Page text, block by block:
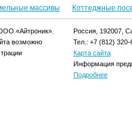
массивы Коттеджные
«Айтроник».
возможно
Россия, 192007,
Тел.: +7 (812) 320-
Карта сайта
Информация
Подробнее